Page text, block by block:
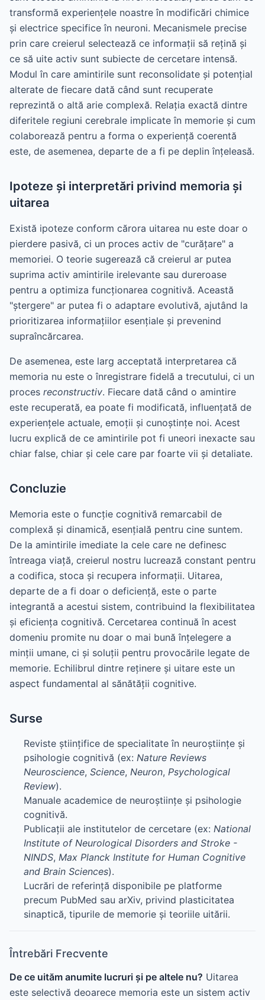
transformă experiențele noastre în modificări chimice
și electrice specifice în neuroni. Mecanismele precise
prin care creierul selectează ce informații să rețină și
ce să uite activ sunt subiecte de cercetare intensă.
Modul în care amintirile sunt reconsolidate și potențial
alterate de fiecare dată când sunt recuperate
reprezintă o altă arie complexă. Relația exactă dintre
diferitele regiuni cerebrale implicate în memorie și cum
colaborează pentru a forma o experiență coerentă
este, de asemenea, departe de a fi pe deplin înțeleasă.
Ipoteze și interpretări privind memoria și
uitarea
Există ipoteze conform cărora uitarea nu este doar o
pierdere pasivă, ci un proces activ de "curățare" a
memoriei. O teorie sugerează că creierul ar putea
suprima activ amintirile irelevante sau dureroase
pentru a optimiza funcționarea cognitivă. Această
"ștergere" ar putea fi o adaptare evolutivă, ajutând la
prioritizarea informațiilor esențiale și prevenind
supraîncărcarea.
De asemenea, este larg acceptată interpretarea că
memoria nu este o înregistrare fidelă a trecutului, ci un
proces reconstructiv. Fiecare dată când o amintire
este recuperată, ea poate fi modificată, influențată de
experiențele actuale, emoții și cunoștințe noi. Acest
lucru explică de ce amintirile pot fi uneori inexacte sau
chiar false, chiar și cele care par foarte vii și detaliate.
Concluzie
Memoria este o funcție cognitivă remarcabil de
complexă și dinamică, esențială pentru cine suntem.
De la amintirile imediate la cele care ne definesc
întreaga viață, creierul nostru lucrează constant pentru
a codifica, stoca și recupera informații. Uitarea,
departe de a fi doar o deficiență, este o parte
integrantă a acestui sistem, contribuind la flexibilitatea
și eficiența cognitivă. Cercetarea continuă în acest
domeniu promite nu doar o mai bună înțelegere a
minții umane, ci și soluții pentru provocările legate de
memorie. Echilibrul dintre reținere și uitare este un
aspect fundamental al sănătății cognitive.
Surse
Reviste științifice de specialitate în neuroștiințe și
psihologie cognitivă (ex: Nature Reviews
Neuroscience, Science, Neuron, Psychological
Review).
Manuale academice de neuroștiințe și psihologie
cognitivă.
Publicații ale institutelor de cercetare (ex: National
Institute of Neurological Disorders and Stroke -
NINDS, Max Planck Institute for Human Cognitive
and Brain Sciences).
Lucrări de referință disponibile pe platforme
precum PubMed sau arXiv, privind plasticitatea
sinaptică, tipurile de memorie și teoriile uitării.
Întrebări Frecvente
De ce uităm anumite lucruri și pe altele nu? Uitarea
este selectivă deoarece memoria este un sistem activ